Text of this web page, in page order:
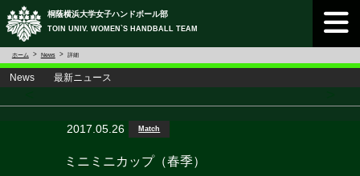
桐蔭横浜大学女子ハンドボール部
TOIN UNIV. WOMEN`S HANDBALL TEAM
ホーム News 詳細
News 最新ニュース
2017.05.26 Match
ミニミニカップ（春季）